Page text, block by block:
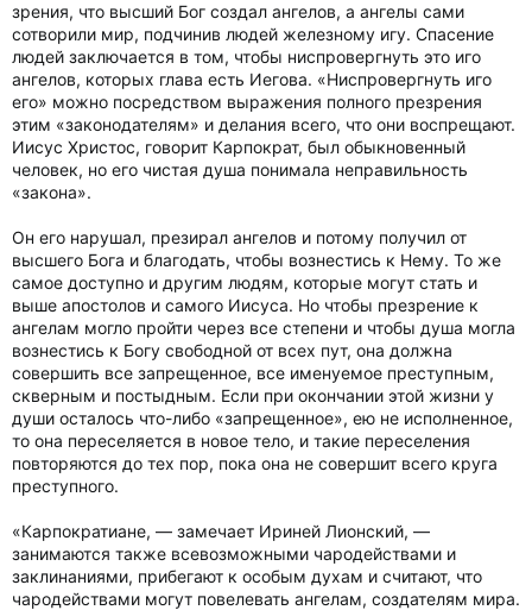
зрения, что высший Бог создал ангелов, а ангелы сами
сотворили мир, подчинив людей железному игу. Спасение
людей заключается в том, чтобы ниспровергнуть это иго
ангелов, которых глава есть Иегова. «Ниспровергнуть иго
его» можно посредством выражения полного презрения
этим «законодателям» и делания всего, что они воспрещают.
Иисус Христос, говорит Карпократ, был обыкновенный
человек, но его чистая душа понимала неправильность
«закона».
Он его нарушал, презирал ангелов и потому получил от
высшего Бога и благодать, чтобы вознестись к Нему. То же
самое доступно и другим людям, которые могут стать и
выше апостолов и самого Иисуса. Но чтобы презрение к
ангелам могло пройти через все степени и чтобы душа могла
вознестись к Богу свободной от всех пут, она должна
совершить все запрещенное, все именуемое преступным,
скверным и постыдным. Если при окончании этой жизни у
души осталось что-либо «запрещенное», ею не исполненное,
то она переселяется в новое тело, и такие переселения
повторяются до тех пор, пока она не совершит всего круга
преступного.
«Карпократиане, — замечает Ириней Лионский, —
занимаются также всевозможными чародействами и
заклинаниями, прибегают к особым духам и считают, что
чародействами могут повелевать ангелам, создателям мира.